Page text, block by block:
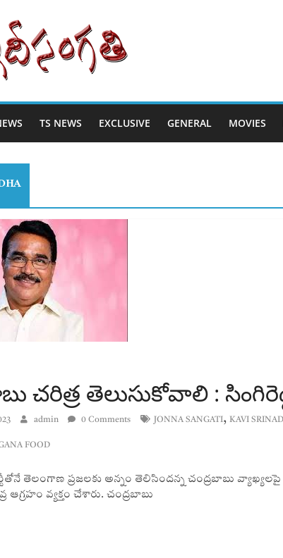
TS NEWS EXCLUSIVE GENERAL MOVIES
చరిత్ర తెలుసుకోవాలి :
admin 0 Comments JONNA SANGATI, KAVI
FOOD
తెలంగాణ ప్రజలకు అన్నం తెలిసిందన్న చంద్రబాబు
ఆగ్రహం వ్యక్తం చేశారు. చంద్రబాబు